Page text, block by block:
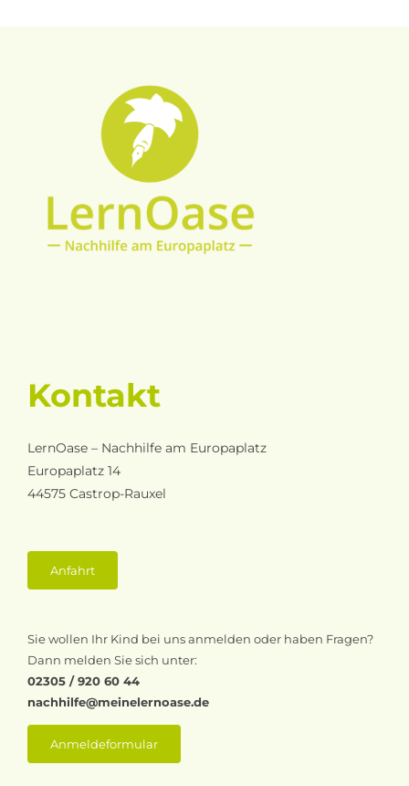
Kontakt
LernOase – Nachhilfe am Europaplatz
Europaplatz 14
44575 Castrop-Rauxel
Anfahrt
Sie wollen Ihr Kind bei uns anmelden oder haben Fragen?
Dann melden Sie sich unter:
02305 / 920 60 44
nachhilfe@meinelernoase.de
Anmeldeformular